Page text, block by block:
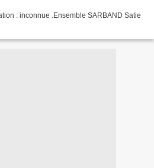
: inconnue .Ensemble SARBAND Satie